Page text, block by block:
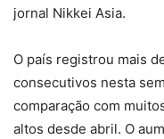
jornal Nikkei Asia.
O país registrou mais
consecutivos nesta
comparação com
altos desde abril. O